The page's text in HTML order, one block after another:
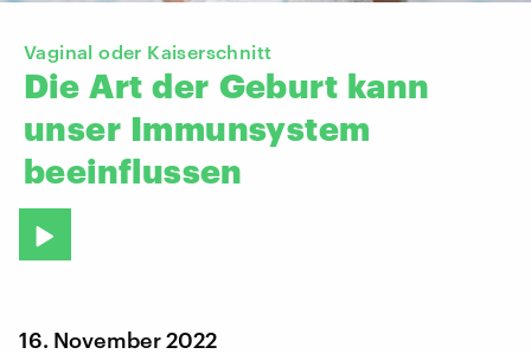
Vaginal oder Kaiserschnitt
Die Art der Geburt kann
unser Immunsystem
beeinflussen
16. November 2022